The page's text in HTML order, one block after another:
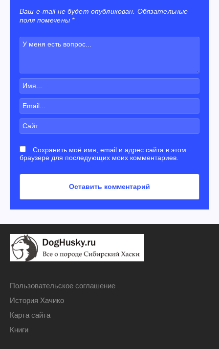
Ваш e-mail не будет опубликован. Обязательные
поля помечены *
Сохранить моё имя, email и адрес сайта в этом
браузере для последующих моих комментариев.
Пользовательское соглашение
История Хачико
Карта сайта
Книги